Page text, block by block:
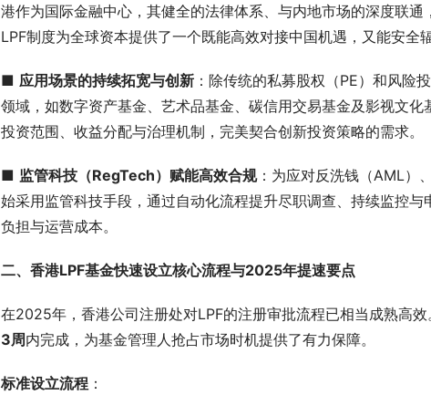
港作为国际金融中心，其健全的法律体系、与内地市场的深度联通
LPF制度为全球资本提供了一个既能高效对接中国机遇，又能安全
■ 应用场景的持续拓宽与创新 ：除传统的私募股权（PE）和风险
领域，如数字资产基金、艺术品基金、碳信用交易基金及影视文
投资范围、收益分配与治理机制，完美契合创新投资策略的需求。
■ 监管科技（RegTech）赋能高效合规：为应对反洗钱（AML）
始采用监管科技手段，通过自动化流程提升尽职调查、持续监控
负担与运营成本。
二、香港LPF基金快速设立核心流程与2025年提速要点
在2025年，香港公司注册处对LPF的注册审批流程已相当成熟高
3周内完成，为基金管理人抢占市场时机提供了有力保障。
标准设立流程 ：